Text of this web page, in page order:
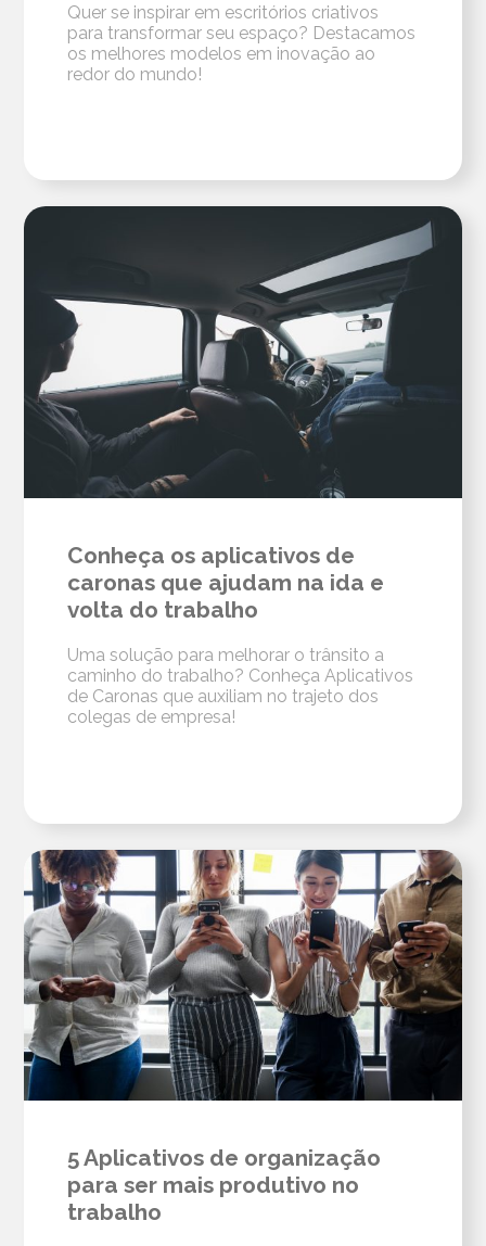
Quer se inspirar em escritórios criativos
para transformar seu espaço? Destacamos
os melhores modelos em inovação ao
redor do mundo!
Conheça os aplicativos de
caronas que ajudam na ida e
volta do trabalho
Uma solução para melhorar o trânsito a
caminho do trabalho? Conheça Aplicativos
de Caronas que auxiliam no trajeto dos
colegas de empresa!
5 Aplicativos de organização
para ser mais produtivo no
trabalho